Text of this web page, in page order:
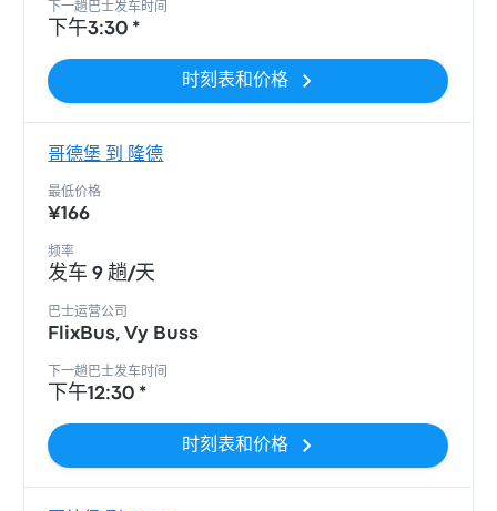
下一趟巴士发车时间
下午3:30 *
时刻表和价格
哥德堡 到 隆德
最低价格
¥166
频率
发车 9 趟/天
巴士运营公司
FlixBus, Vy Buss
下一趟巴士发车时间
下午12:30 *
时刻表和价格